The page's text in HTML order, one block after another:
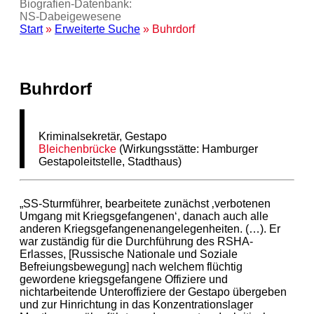
Biografien-Datenbank:
NS‑Dabeigewesene
Start» Erweiterte Suche » Buhrdorf
Buhrdorf
Kriminalsekretär, Gestapo
Bleichenbrücke (Wirkungsstätte: Hamburger
Gestapoleitstelle, Stadthaus)
„SS-Sturmführer, bearbeitete zunächst ‚verbotenen
Umgang mit Kriegsgefangenen‘, danach auch alle
anderen Kriegsgefangenenangelegenheiten. (…). Er
war zuständig für die Durchführung des RSHA-
Erlasses, [Russische Nationale und Soziale
Befreiungsbewegung] nach welchem flüchtig
gewordene kriegsgefangene Offiziere und
nichtarbeitende Unteroffiziere der Gestapo übergeben
und zur Hinrichtung in das Konzentrationslager